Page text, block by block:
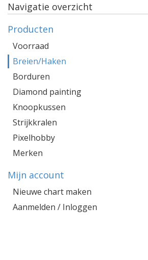
Navigatie overzicht
Producten
Voorraad
Breien/Haken
Borduren
Diamond painting
Knoopkussen
Strijkkralen
Pixelhobby
Merken
Mijn account
Nieuwe chart maken
Aanmelden / Inloggen